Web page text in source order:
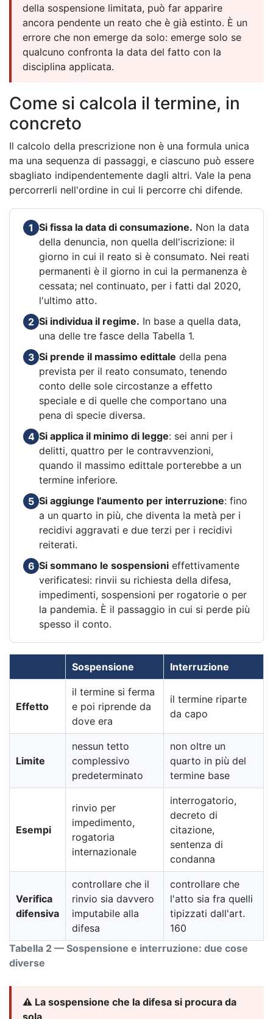
della sospensione limitata, può far apparire
ancora pendente un reato che è già estinto. È un
errore che non emerge da solo: emerge solo se
qualcuno confronta la data del fatto con la
disciplina applicata.
Come si calcola il termine, in
concreto
Il calcolo della prescrizione non è una formula unica
ma una sequenza di passaggi, e ciascuno può essere
sbagliato indipendentemente dagli altri. Vale la pena
percorrerli nell'ordine in cui li percorre chi difende.
1 Si fissa la data di consumazione. Non la data
della denuncia, non quella dell'iscrizione: il
giorno in cui il reato si è consumato. Nei reati
permanenti è il giorno in cui la permanenza è
cessata; nel continuato, per i fatti dal 2020,
l'ultimo atto.
2 Si individua il regime. In base a quella data,
una delle tre fasce della Tabella 1.
3 Si prende il massimo edittale della pena
prevista per il reato consumato, tenendo
conto delle sole circostanze a effetto
speciale e di quelle che comportano una
pena di specie diversa.
4 Si applica il minimo di legge: sei anni per i
delitti, quattro per le contravvenzioni,
quando il massimo edittale porterebbe a un
termine inferiore.
5 Si aggiunge l'aumento per interruzione: fino
a un quarto in più, che diventa la metà per i
recidivi aggravati e due terzi per i recidivi
reiterati.
6 Si sommano le sospensioni effettivamente
verificatesi: rinvii su richiesta della difesa,
impedimenti, sospensioni per rogatorie o per
la pandemia. È il passaggio in cui si perde più
spesso il conto.
Tabella 2 — Sospensione e interruzione: due cose
diverse
Sospensione Interruzione
Effetto
il termine si ferma
e poi riprende da
dove era
il termine riparte
da capo
Limite
nessun tetto
complessivo
predeterminato
non oltre un
quarto in più del
termine base
Esempi
rinvio per
impedimento,
rogatoria
internazionale
interrogatorio,
decreto di
citazione,
sentenza di
condanna
Verifica
difensiva
controllare che il
rinvio sia davvero
imputabile alla
difesa
controllare che
l'atto sia fra quelli
tipizzati dall'art.
160
⚠️ La sospensione che la difesa si procura da
sola